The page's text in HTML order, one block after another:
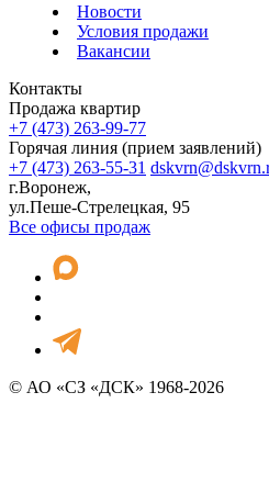
Новости
Условия продажи
Вакансии
Контакты
Продажа квартир
+7 (473) 263-99-77
Горячая линия (прием заявлений)
+7 (473) 263-55-31
г.Воронеж,
ул.Пеше-Стрелецкая, 95
Все офисы продаж
© АО «СЗ «ДСК» 1968-2026